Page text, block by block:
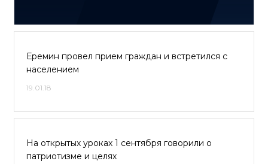
Еремин провел прием граждан и встретился с
населением
19.01.18
На открытых уроках 1 сентября говорили о
патриотизме и целях